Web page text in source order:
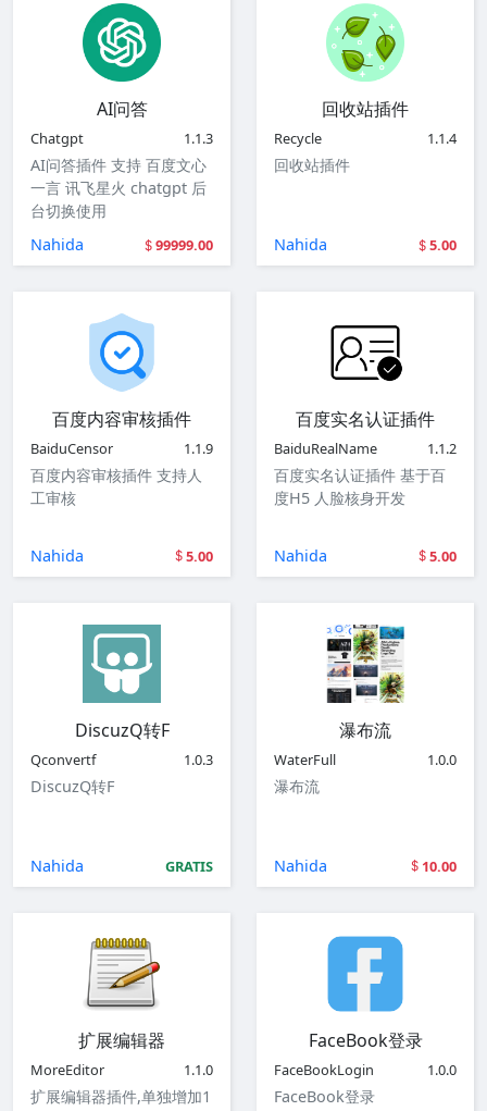
AI问答
Chatgpt 1.1.3
AI问答插件 支持 百度文心
一言 讯飞星火 chatgpt 后
台切换使用
Nahida
99999.00
回收站插件
Recycle 1.1.4
回收站插件
Nahida 5.00
百度内容审核插件
BaiduCensor 1.1.9
百度内容审核插件 支持人
工审核
Nahida 5.00
百度实名认证插件
BaiduRealName 1.1.2
百度实名认证插件 基于百
度H5 人脸核身开发
Nahida 5.00
DiscuzQ转F
Qconvertf 1.0.3
DiscuzQ转F
Nahida GRATIS
瀑布流
WaterFull 1.0.0
瀑布流
Nahida 10.00
扩展编辑器
MoreEditor 1.1.0
扩展编辑器插件,单独增加1
FaceBook登录
FaceBookLogin 1.0.0
FaceBook登录